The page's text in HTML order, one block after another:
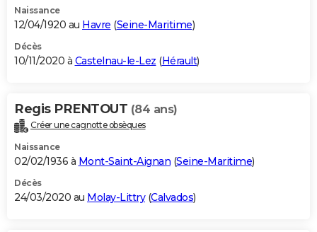
Naissance
12/04/1920 au Havre (Seine-Maritime)
Décès
10/11/2020 à Castelnau-le-Lez (Hérault)
Regis PRENTOUT (84 ans)
Créer une cagnotte obsèques
Naissance
02/02/1936 à Mont-Saint-Aignan (Seine-Maritime)
Décès
24/03/2020 au Molay-Littry(Calvados)